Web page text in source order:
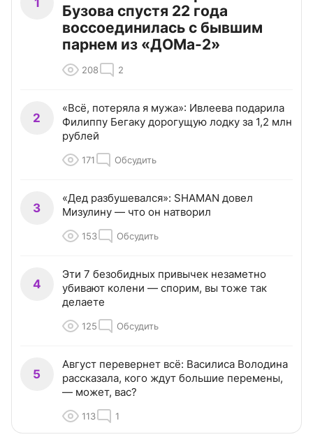
Бузова спустя 22 года
воссоединилась с бывшим
парнем из «ДОМа-2»
208 2
2
«Всё, потеряла я мужа»: Ивлеева подарила
Филиппу Бегаку дорогущую лодку за 1,2 млн
рублей
171 Обсудить
3
«Дед разбушевался»: SHAMAN довел
Мизулину — что он натворил
153 Обсудить
4
Эти 7 безобидных привычек незаметно
убивают колени — спорим, вы тоже так
делаете
125 Обсудить
5
Август перевернет всё: Василиса Володина
рассказала, кого ждут большие перемены,
— может, вас?
113 1